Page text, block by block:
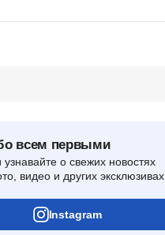
всем первыми
о свежих новостях
видео и других эксклюзивах
Instagram